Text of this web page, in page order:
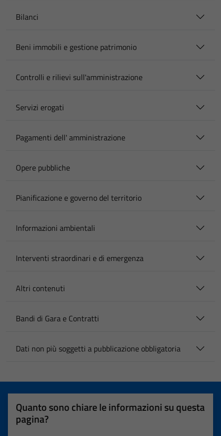
Bilanci
Beni immobili e gestione patrimonio
Controlli e rilievi sull'amministrazione
Servizi erogati
Pagamenti dell' amministrazione
Opere pubbliche
Pianificazione e governo del territorio
Informazioni ambientali
Interventi straordinari e di emergenza
Altri contenuti
Bandi di Gara e Contratti
Dati non più soggetti a pubblicazione obbligatoria
Quanto sono chiare le informazioni su questa
pagina?